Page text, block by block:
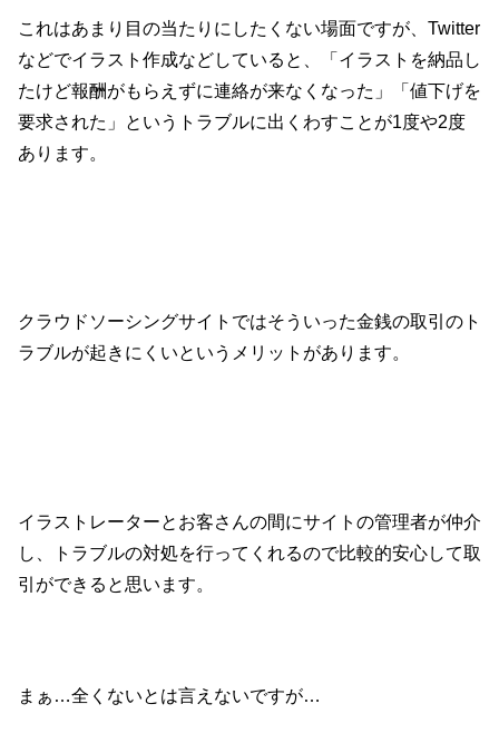
これはあまり目の当たりにしたくない場面ですが、Twitter
などでイラスト作成などしていると、「イラストを納品し
たけど報酬がもらえずに連絡が来なくなった」「値下げを
要求された」というトラブルに出くわすことが1度や2度
あります。
クラウドソーシングサイトではそういった金銭の取引のト
ラブルが起きにくいというメリットがあります。
イラストレーターとお客さんの間にサイトの管理者が仲介
し、トラブルの対処を行ってくれるので比較的安心して取
引ができると思います。
まぁ…全くないとは言えないですが…